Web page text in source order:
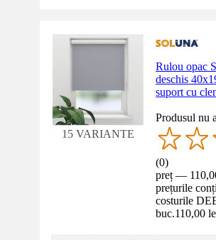
15 VARIANTE
Rulou opac
deschis
suport cu
Produsul nu
(0)
preț —
prețurile
costurile
buc.110,00